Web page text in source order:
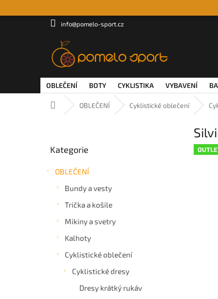
info@pomelo-sport.cz
OBLEČENÍ BOTY CYKLISTIKA VYBAVENÍ
Domů OBLEČENÍ Cyklistické oblečení
kategorie
Kategorie
OBLEČENÍ
Bundy a vesty
Trička a košile
Mikiny a svetry
Kalhoty
Cyklistické oblečení
Cyklistické dresy
Dresy krátký rukáv